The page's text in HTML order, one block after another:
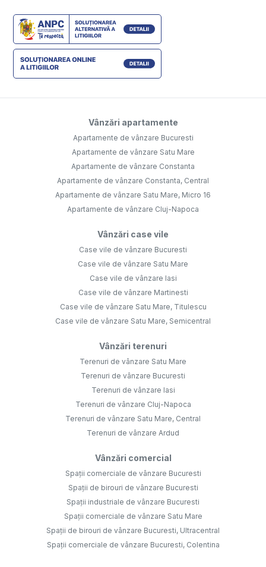
Vânzări apartamente
Apartamente de vânzare Bucuresti
Apartamente de vânzare Satu Mare
Apartamente de vânzare Constanta
Apartamente de vânzare Constanta, Central
Apartamente de vânzare Satu Mare, Micro 16
Apartamente de vânzare Cluj-Napoca
Vânzări case vile
Case vile de vânzare Bucuresti
Case vile de vânzare Satu Mare
Case vile de vânzare Iasi
Case vile de vânzare Martinesti
Case vile de vânzare Satu Mare, Titulescu
Case vile de vânzare Satu Mare, Semicentral
Vânzări terenuri
Terenuri de vânzare Satu Mare
Terenuri de vânzare Bucuresti
Terenuri de vânzare Iasi
Terenuri de vânzare Cluj-Napoca
Terenuri de vânzare Satu Mare, Central
Terenuri de vânzare Ardud
Vânzări comercial
Spații comerciale de vânzare Bucuresti
Spații de birouri de vânzare Bucuresti
Spații industriale de vânzare Bucuresti
Spații comerciale de vânzare Satu Mare
Spații de birouri de vânzare Bucuresti, Ultracentral
Spații comerciale de vânzare Bucuresti, Colentina